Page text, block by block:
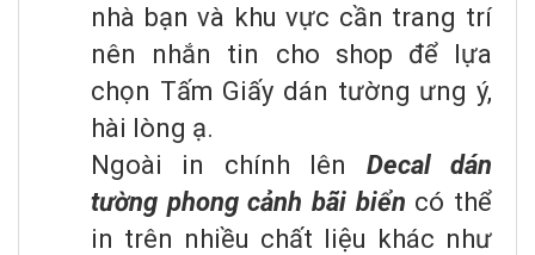
nhà bạn và khu vực cần trang trí
nên nhắn tin cho shop để lựa
chọn Tấm Giấy dán tường ưng ý,
hài lòng ạ.
Ngoài in chính lên Decal dán
tường phong cảnh bãi biển có thể
in trên nhiều chất liệu khác như